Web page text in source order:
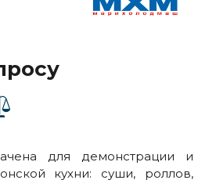
для демонстрации и
кухни: суши, роллов,